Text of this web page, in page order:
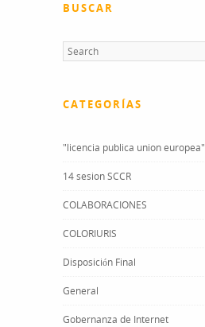
BUSCAR
CATEGORÍAS
"licencia publica union europea"
14 sesion SCCR
COLABORACIONES
COLORIURIS
Disposición Final
General
Gobernanza de Internet